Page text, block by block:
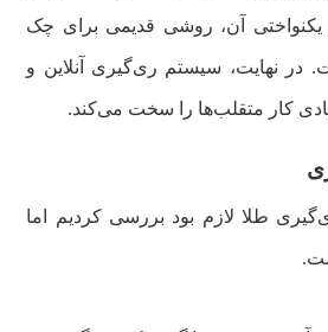
یکنواختی آن، روشی قدیمی برای چک
نهایت، سیستم ری‌گیری آنلاین و
کار متقلب‌ها را سخت می‌کند.
طلا لازم بود بررسی کردیم اما